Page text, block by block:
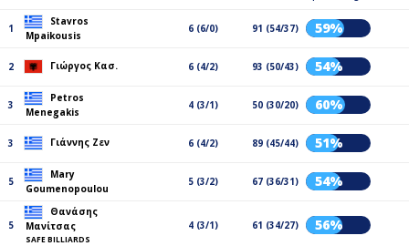
1
Stavros
Mpaikousis
6 (6/0) 91 (54/37) 59%
2 Γιώργος Κασ. 6 (4/2) 93 (50/43) 54%
3
Petros
Menegakis
4 (3/1) 50 (30/20) 60%
3 Γιάννης Ζεν 6 (4/2) 89 (45/44) 51%
5
Mary
Goumenopoulou
5 (3/2) 67 (36/31) 54%
5
Θανάσης
Μανίτσας
SAFE BILLIARDS
4 (3/1) 61 (34/27) 56%